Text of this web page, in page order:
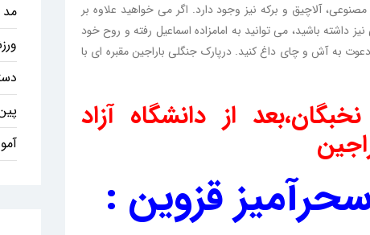
آلاچیق و برکه نیز وجود دارد. اگر می خواهید علاوه بر
داشته باشید، می توانید به امامزاده اسماعیل رفته و روح خود
به آش و چای داغ کنید. درپارک جنگلی باراجین مقبره ای با
از دانشگاه آزاد
قزوین :
مد